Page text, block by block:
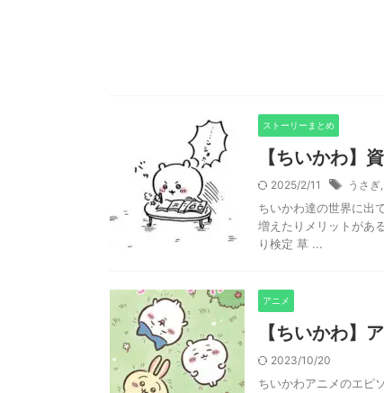
ストーリーまとめ
【ちいかわ】
2025/2/11 うさぎ,
ちいかわ達の世界に出
増えたりメリットがあ
り検定 草 ...
アニメ
【ちいかわ】
2023/10/20
ちいかわアニメのエピ